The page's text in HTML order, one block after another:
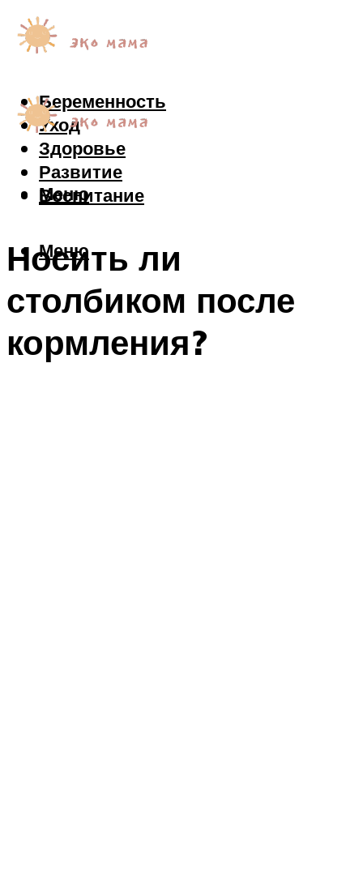
Беременность
Уход
Здоровье
Развитие
Воспитание
Меню
Меню
Носить ли
столбиком после
кормления?